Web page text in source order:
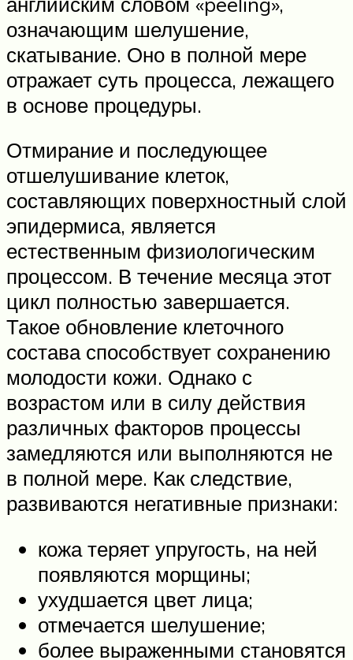
означающим шелушение,
скатывание. Оно в полной мере
отражает суть процесса, лежащего
в основе процедуры.
Отмирание и последующее
отшелушивание клеток,
составляющих поверхностный слой
эпидермиса, является
естественным физиологическим
процессом. В течение месяца этот
цикл полностью завершается.
Такое обновление клеточного
состава способствует сохранению
молодости кожи. Однако с
возрастом или в силу действия
различных факторов процессы
замедляются или выполняются не
в полной мере. Как следствие,
развиваются негативные признаки:
кожа теряет упругость, на ней
появляются морщины;
ухудшается цвет лица;
отмечается шелушение;
более выраженными становятся